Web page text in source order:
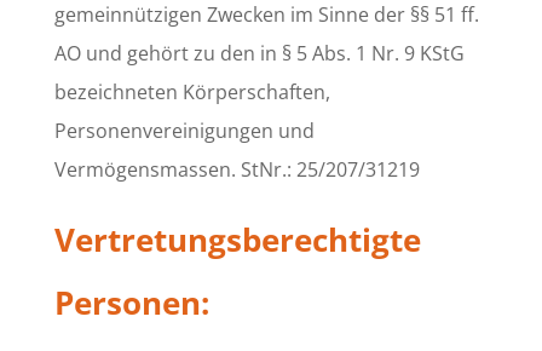
gemeinnützigen Zwecken im Sinne der §§ 51 ff.
AO und gehört zu den in § 5 Abs. 1 Nr. 9 KStG
bezeichneten Körperschaften,
Personenvereinigungen und
Vermögensmassen. StNr.: 25/207/31219
Vertretungsberechtigte
Personen: